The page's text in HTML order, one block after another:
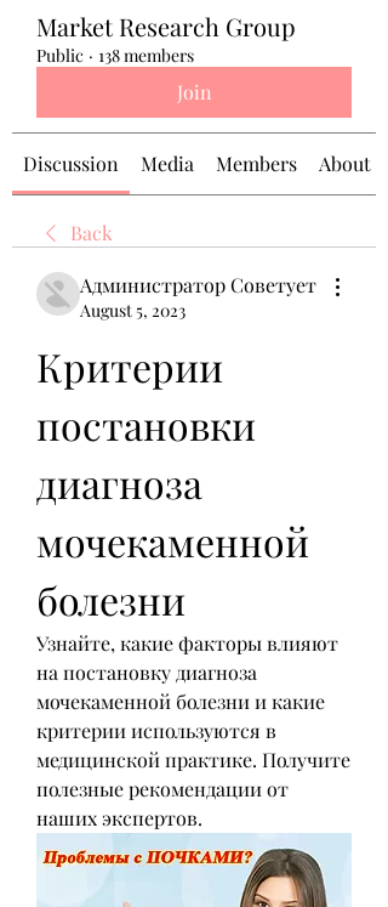
Market Research Group
Public · 138 members
Join
Discussion Media Members About
Back
Администратор Советует
August 5, 2023
Критерии
постановки
диагноза
мочекаменной
болезни
Узнайте, какие факторы влияют
на постановку диагноза
мочекаменной болезни и какие
критерии используются в
медицинской практике. Получите
полезные рекомендации от
наших экспертов.